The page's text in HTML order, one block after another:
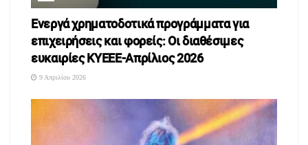
Ενεργά χρηματοδοτικά προγράμματα για
επιχειρήσεις και φορείς: Οι διαθέσιμες
ευκαιρίες ΚΥΕΕΕ-Απρίλιος 2026
9 Απριλίου 2026